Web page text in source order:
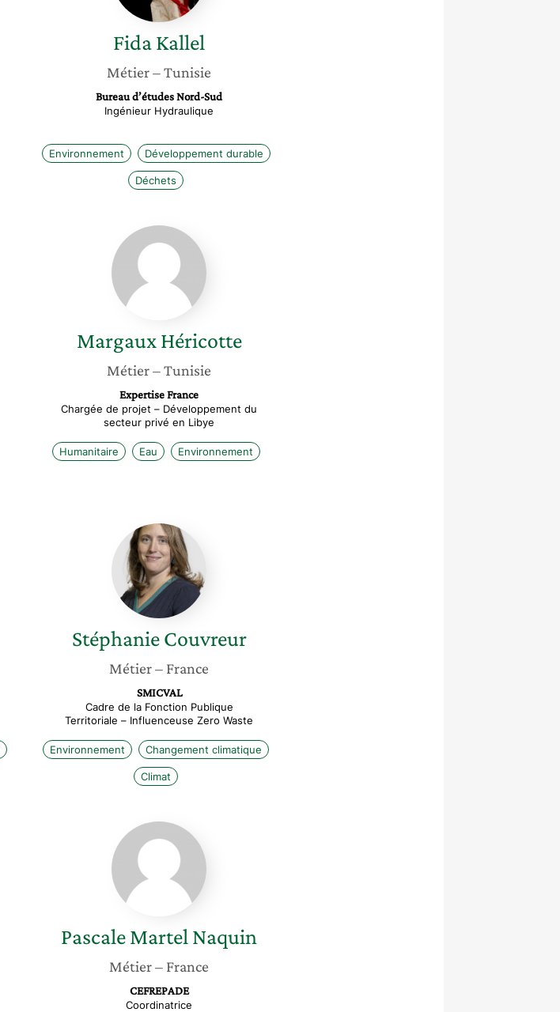
FidaKallel
Métier– Tunisie
Bureau d’études Nord-Sud
Ingénieur Hydraulique
Environnement Développement durable
Déchets
Margaux
Héricotte
Margaux Héricotte
Métier– Tunisie
Expertise France
Chargée de projet – Développement du
secteur privé en Libye
Humanitaire Eau Environnement
Stéphanie
Couvreur
Stéphanie Couvreur
Métier– France
SMICVAL
Cadre de la Fonction Publique
Territoriale – Influenceuse Zero Waste
Environnement Changement climatique
Climat
Pascale
Martel
Naquin
PascaleMartel Naquin
Métier– France
CEFREPADE
Coordinatrice